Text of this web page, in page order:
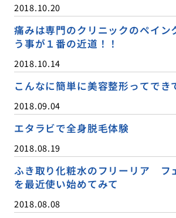
2018.10.20
痛みは専門のクリニックのペイン
う事が１番の近道！！
2018.10.14
こんなに簡単に美容整形ってでき
2018.09.04
エタラビで全身脱毛体験
2018.08.19
ふき取り化粧水のフリーリア フ
を最近使い始めてみて
2018.08.08